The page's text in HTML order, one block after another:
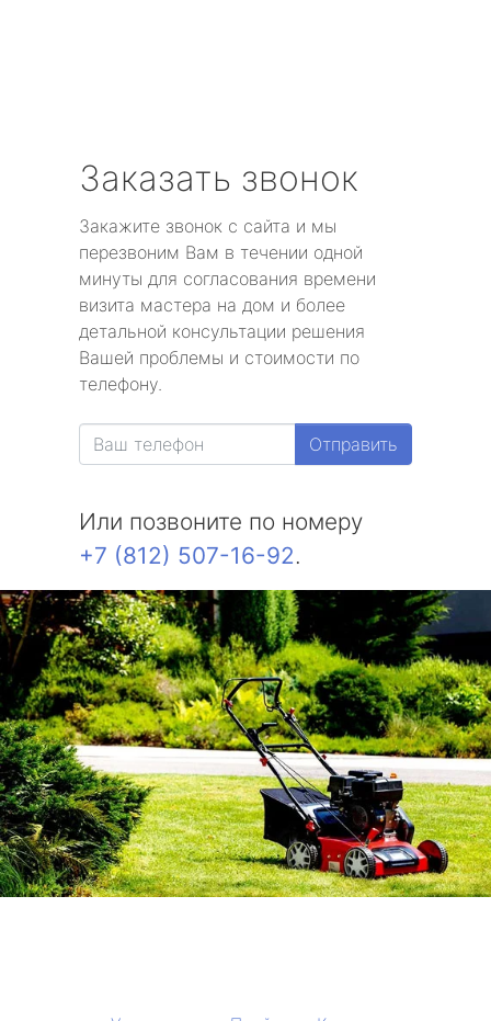
Заказать звонок
Закажите звонок с сайта и мы
перезвоним Вам в течении одной
минуты для согласования времени
визита мастера на дом и более
детальной консультации решения
Вашей проблемы и стоимости по
телефону.
Отправить
Или позвоните по номеру
+7 (812) 507-16-92.